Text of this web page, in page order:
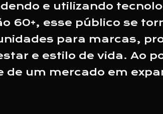
e utilizando
60+, esse público se
para marcas,
e estilo de vida. Ao
de um mercado em